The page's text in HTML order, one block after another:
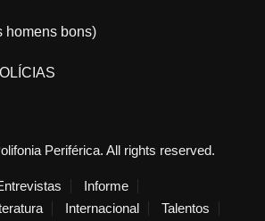
homens bons)
Periférica. All rights reserved.
Informe
Internacional Talentos